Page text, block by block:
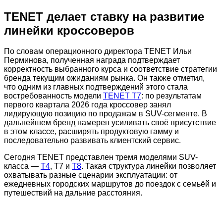
TENET делает ставку на развитие
линейки кроссоверов
По словам операционного директора TENET Ильи
Перминова, полученная награда подтверждает
корректность выбранного курса и соответствие стратегии
бренда текущим ожиданиям рынка. Он также отметил,
что одним из главных подтверждений этого стала
востребованность модели TENET T7: по результатам
первого квартала 2026 года кроссовер занял
лидирующую позицию по продажам в SUV-сегменте. В
дальнейшем бренд намерен усиливать своё присутствие
в этом классе, расширять продуктовую гамму и
последовательно развивать клиентский сервис.
Сегодня TENET представлен тремя моделями SUV-
класса — T4, T7 и T8. Такая структура линейки позволяет
охватывать разные сценарии эксплуатации: от
ежедневных городских маршрутов до поездок с семьёй и
путешествий на дальние расстояния.